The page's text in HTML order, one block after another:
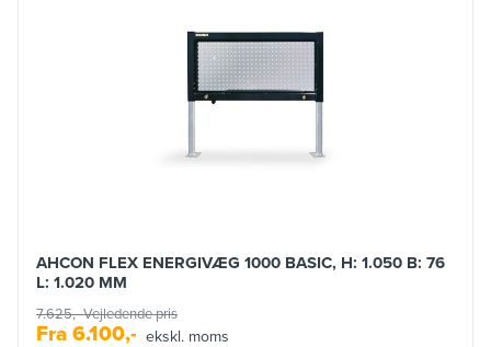
AHCON FLEX ENERGIVÆG 1000 BASIC, H: 1.050 B: 76
L: 1.020 MM
7.625,-Vejledende pris
Fra 6.100,- ekskl. moms